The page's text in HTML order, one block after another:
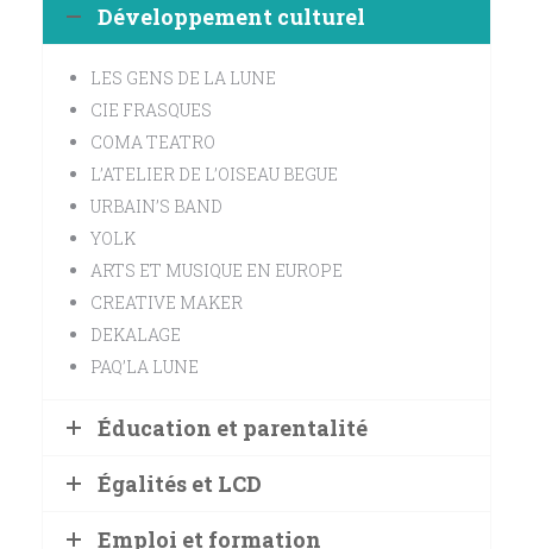
Développement culturel
LES GENS DE LA LUNE
CIE FRASQUES
COMA TEATRO
L’ATELIER DE L’OISEAU BEGUE
URBAIN’S BAND
YOLK
ARTS ET MUSIQUE EN EUROPE
CREATIVE MAKER
DEKALAGE
PAQ’LA LUNE
Éducation et parentalité
Égalités et LCD
Emploi et formation